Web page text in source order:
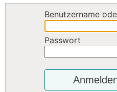
Benutzername
Passwort